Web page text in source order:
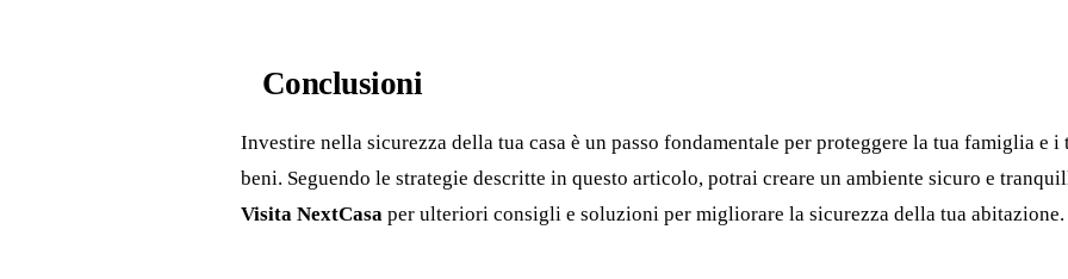
Conclusioni
Investire nella sicurezza della tua casa è un passo fondamentale per proteggere la tua famiglia e i
beni. Seguendo le strategie descritte in questo articolo, potrai creare un ambiente sicuro e
Visita NextCasa per ulteriori consigli e soluzioni per migliorare la sicurezza della tua abitazione.